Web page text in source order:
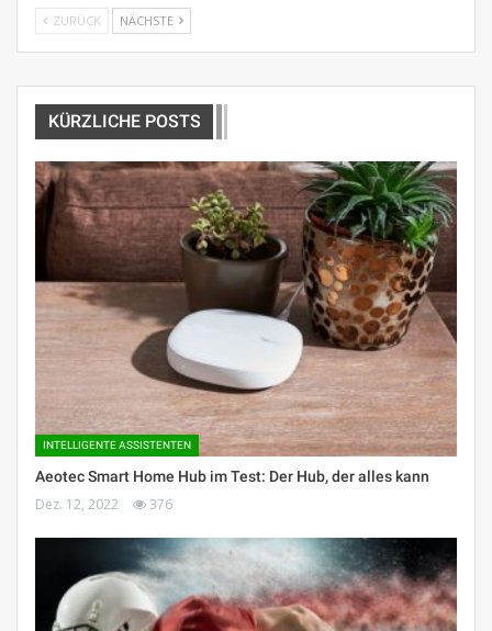
ZURÜCK NÄCHSTE
KÜRZLICHE POSTS
INTELLIGENTE ASSISTENTEN
Aeotec Smart Home Hub im Test: Der Hub, der alles kann
Dez. 12, 2022 376